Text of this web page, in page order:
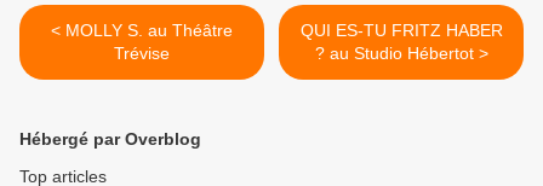
< MOLLY S. au Théâtre
Trévise
QUI ES-TU FRITZ HABER
? au Studio Hébertot >
Hébergé par Overblog
Top articles